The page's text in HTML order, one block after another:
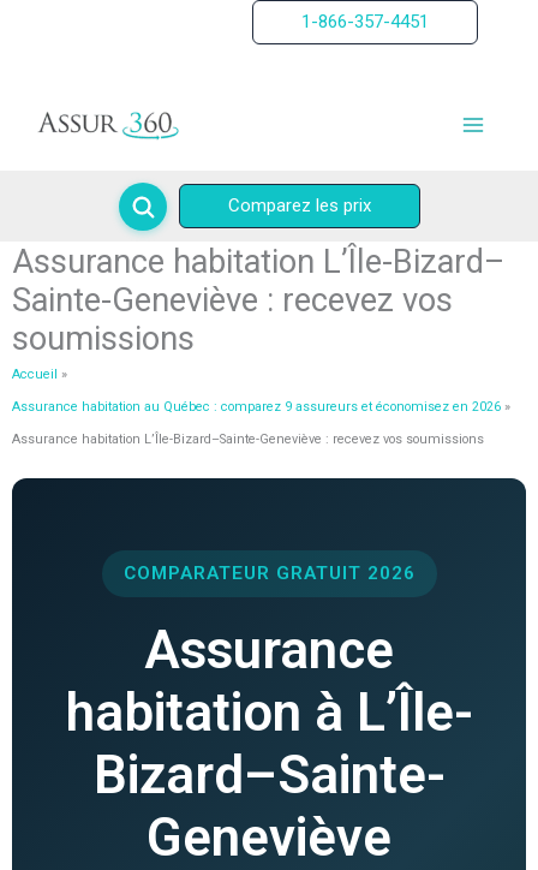
1-866-357-4451
Comparez les prix
Assurance habitation L’Île-Bizard–
Sainte-Geneviève : recevez vos
soumissions
Accueil
Assurance habitation au Québec : comparez 9 assureurs et économisez en 2026
Assurance habitation L’Île-Bizard–Sainte-Geneviève : recevez vos soumissions
COMPARATEUR GRATUIT 2026
Assurance
habitation à L’Île-
Bizard–Sainte-
Geneviève